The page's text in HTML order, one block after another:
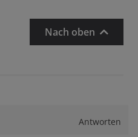
Nach oben
Antworten